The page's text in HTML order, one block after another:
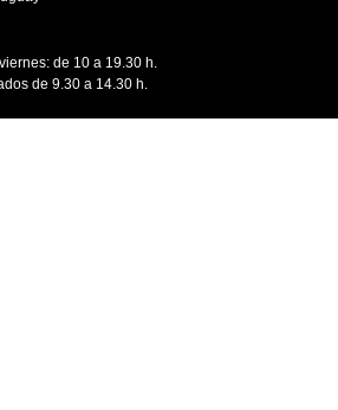
de 10 a 19.30 h.
de 9.30 a 14.30 h.